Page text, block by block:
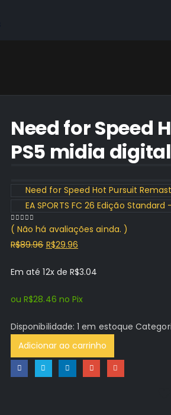
Need for Speed
PS5 midia
Need for Speed Hot Pursuit
EA SPORTS FC 26 Edição Standard
0 out of 5
( Não há avaliações ainda. )
R$89.96 O
original
R$89.96.
R$29.96
atual
R$29.96.
Em até 12x de R$3.04
ou R$28.46 no Pix
Disponibilidade:1 em estoque
Adicionar ao carrinho